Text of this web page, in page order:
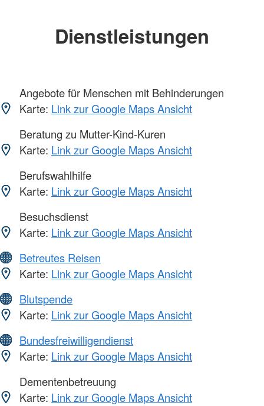
Dienstleistungen
Angebote für Menschen mit Behinderungen
Karte: Link zur Google Maps Ansicht
Beratung zu Mutter-Kind-Kuren
Karte: Link zur Google Maps Ansicht
Berufswahlhilfe
Karte: Link zur Google Maps Ansicht
Besuchsdienst
Karte: Link zur Google Maps Ansicht
Betreutes Reisen
Karte: Link zur Google Maps Ansicht
Blutspende
Karte: Link zur Google Maps Ansicht
Bundesfreiwilligendienst
Karte: Link zur Google Maps Ansicht
Dementenbetreuung
Karte: Link zur Google Maps Ansicht